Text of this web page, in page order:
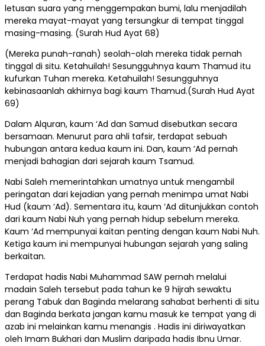
letusan suara yang menggempakan bumi, lalu menjadilah
mereka mayat-mayat yang tersungkur di tempat tinggal
masing-masing. (Surah Hud Ayat 68)
(Mereka punah-ranah) seolah-olah mereka tidak pernah
tinggal di situ. Ketahuilah! Sesungguhnya kaum Thamud itu
kufurkan Tuhan mereka. Ketahuilah! Sesungguhnya
kebinasaanlah akhirnya bagi kaum Thamud.(Surah Hud Ayat
69)
Dalam Alquran, kaum ‘Ad dan Samud disebutkan secara
bersamaan. Menurut para ahli tafsir, terdapat sebuah
hubungan antara kedua kaum ini. Dan, kaum ‘Ad pernah
menjadi bahagian dari sejarah kaum Tsamud.
Nabi Saleh memerintahkan umatnya untuk mengambil
peringatan dari kejadian yang pernah menimpa umat Nabi
Hud (kaum ‘Ad). Sementara itu, kaum ‘Ad ditunjukkan contoh
dari kaum Nabi Nuh yang pernah hidup sebelum mereka.
Kaum ‘Ad mempunyai kaitan penting dengan kaum Nabi Nuh.
Ketiga kaum ini mempunyai hubungan sejarah yang saling
berkaitan.
Terdapat hadis Nabi Muhammad SAW pernah melalui
madain Saleh tersebut pada tahun ke 9 hijrah sewaktu
perang Tabuk dan Baginda melarang sahabat berhenti di situ
dan Baginda berkata jangan kamu masuk ke tempat yang di
azab ini melainkan kamu menangis . Hadis ini diriwayatkan
oleh Imam Bukhari dan Muslim daripada hadis Ibnu Umar.